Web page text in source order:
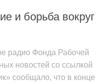
и борьба вокруг
радио Фонда Рабочей
новостей со ссылкой
сообщало, что в конце